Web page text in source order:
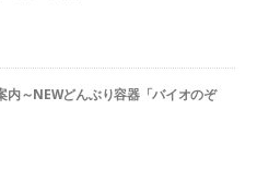
内～NEWどんぶり容器「バイオのぞ